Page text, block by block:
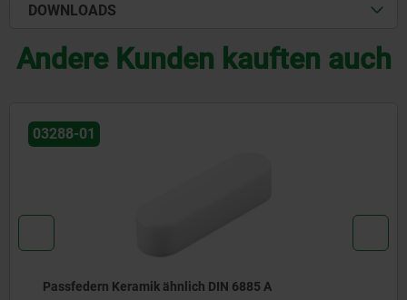
DOWNLOADS
Andere Kunden kauften auch
03325
Zylinderstifte mit Innengewinde DIN EN ISO 8735